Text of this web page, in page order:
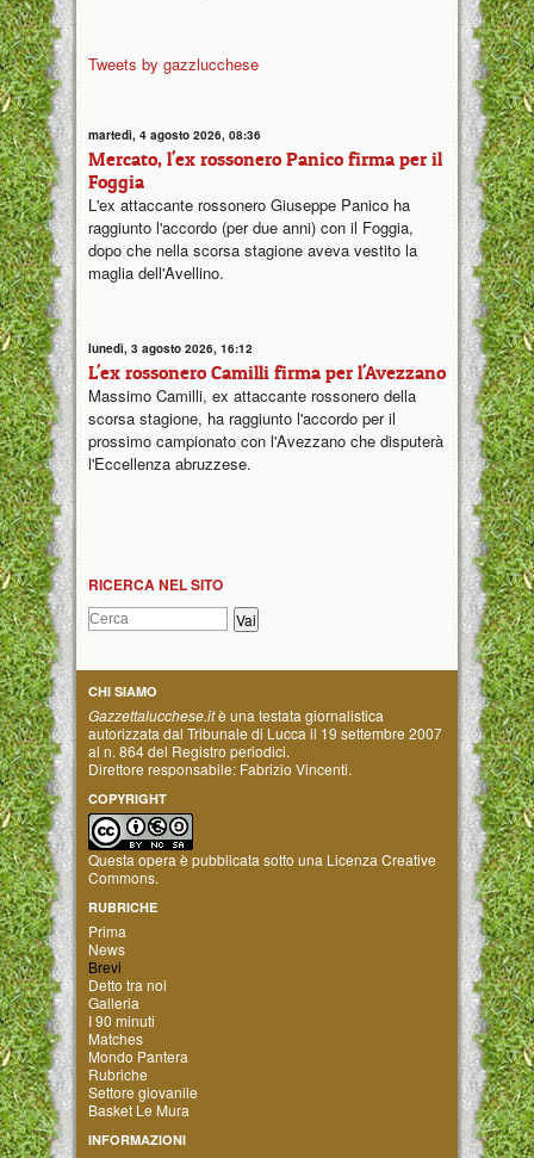
Tweets by gazzlucchese
martedì, 4 agosto 2026, 08:36
Mercato, l'ex rossonero Panico firma per il
Foggia
L'ex attaccante rossonero Giuseppe Panico ha
raggiunto l'accordo (per due anni) con il Foggia,
dopo che nella scorsa stagione aveva vestito la
maglia dell'Avellino.
lunedì, 3 agosto 2026, 16:12
L'ex rossonero Camilli firma per l'Avezzano
Massimo Camilli, ex attaccante rossonero della
scorsa stagione, ha raggiunto l'accordo per il
prossimo campionato con l'Avezzano che disputerà
l'Eccellenza abruzzese.
RICERCA NEL SITO
CHI SIAMO
Gazzettalucchese.itè una testata giornalistica
autorizzata dal Tribunale di Lucca il 19 settembre 2007
al n. 864 del Registro periodici.
Direttore responsabile: Fabrizio Vincenti.
COPYRIGHT
Questa opera è pubblicata sotto una Licenza Creative
Commons.
RUBRICHE
Prima
News
Brevi
Detto tra noi
Galleria
I 90 minuti
Matches
Mondo Pantera
Rubriche
Settore giovanile
Basket Le Mura
INFORMAZIONI